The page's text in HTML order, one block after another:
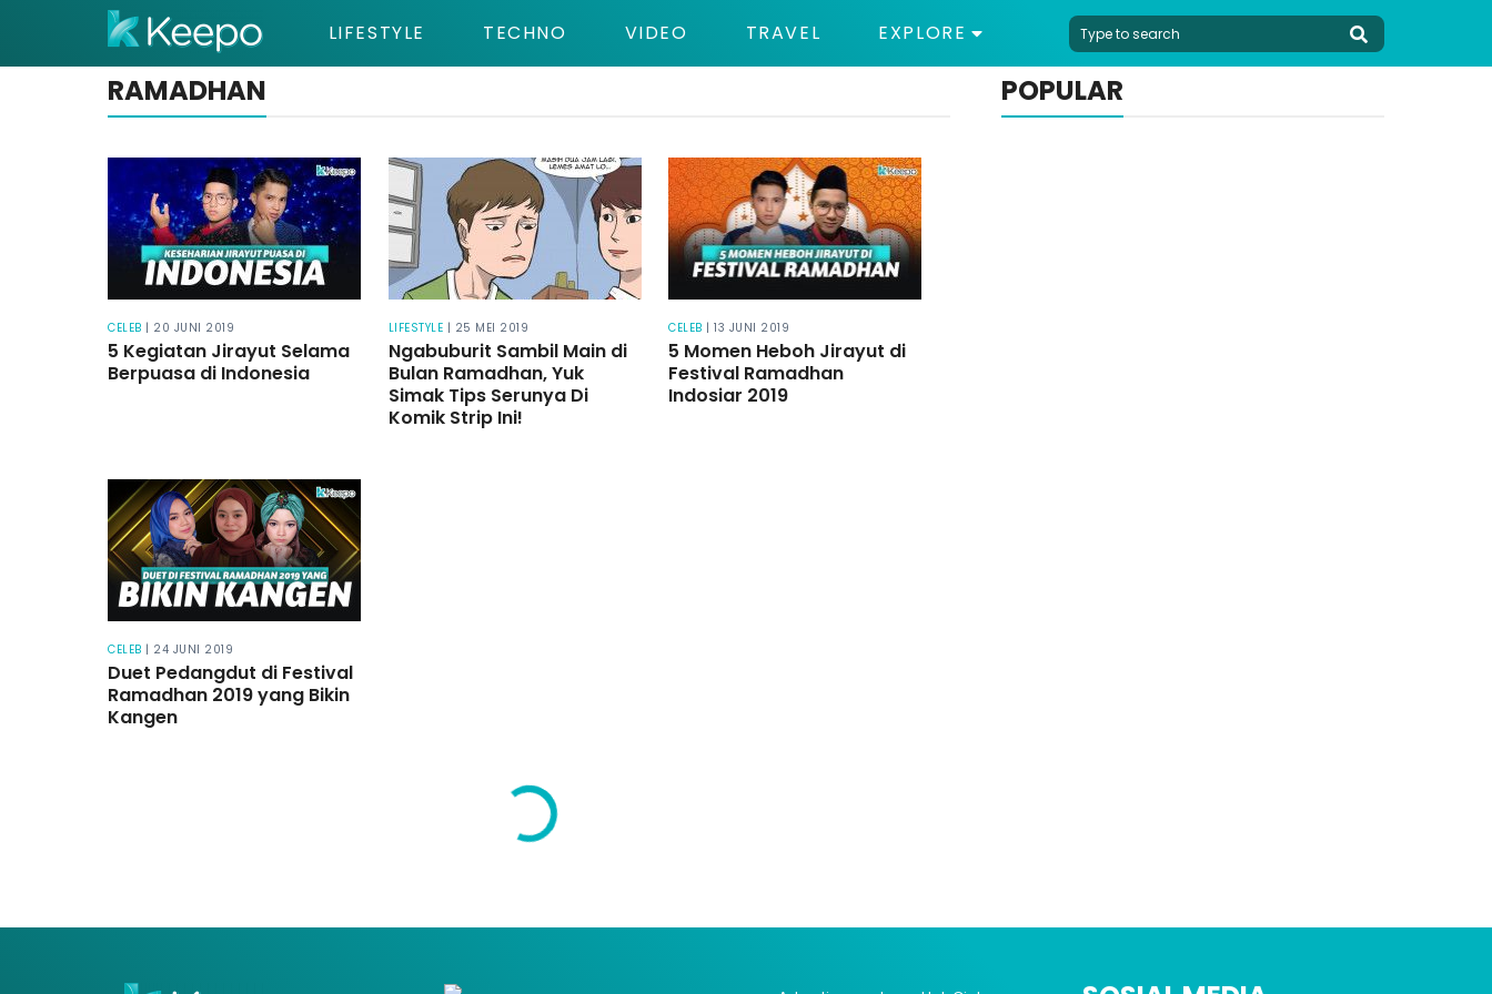
LIFESTYLE TECHNO VIDEO TRAVEL EXPLORE
RAMADHAN
CELEB | 20 JUNI 2019
5 Kegiatan Jirayut Selama
Berpuasa di Indonesia
LIFESTYLE | 25 MEI 2019
Ngabuburit Sambil Main di
Bulan Ramadhan, Yuk
Simak Tips Serunya Di
Komik Strip Ini!
CELEB | 13 JUNI 2019
5 Momen Heboh Jirayut di
Festival Ramadhan
Indosiar 2019
CELEB | 24 JUNI 2019
Duet Pedangdut di Festival
Ramadhan 2019 yang Bikin
Kangen
POPULAR